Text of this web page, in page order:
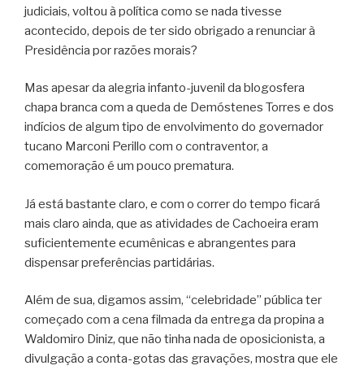
judiciais, voltou à política como se nada tivesse
acontecido, depois de ter sido obrigado a renunciar à
Presidência por razões morais?
Mas apesar da alegria infanto-juvenil da blogosfera
chapa branca com a queda de Demóstenes Torres e dos
indícios de algum tipo de envolvimento do governador
tucano Marconi Perillo com o contraventor, a
comemoração é um pouco prematura.
Já está bastante claro, e com o correr do tempo ficará
mais claro ainda, que as atividades de Cachoeira eram
suficientemente ecumênicas e abrangentes para
dispensar preferências partidárias.
Além de sua, digamos assim, “celebridade” pública ter
começado com a cena filmada da entrega da propina a
Waldomiro Diniz, que não tinha nada de oposicionista, a
divulgação a conta-gotas das gravações, mostra que ele